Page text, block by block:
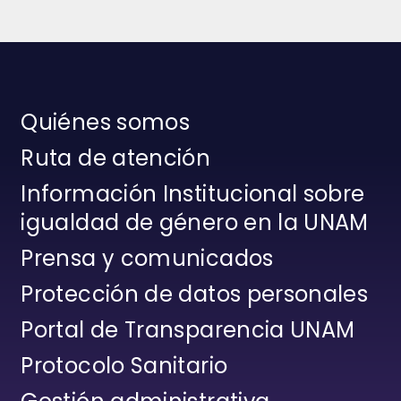
Quiénes somos
Ruta de atención
Información Institucional sobre
igualdad de género en la UNAM
Prensa y comunicados
Protección de datos personales
Portal de Transparencia UNAM
Protocolo Sanitario